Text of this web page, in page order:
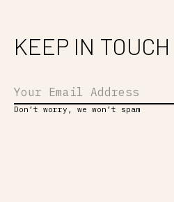
KEEP IN TOUCH
Don’t worry, we won’t spam